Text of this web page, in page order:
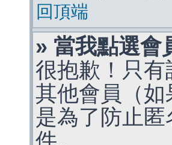
回頂端
» 當我點選會
很抱歉！只
其他會員（
是為了防止